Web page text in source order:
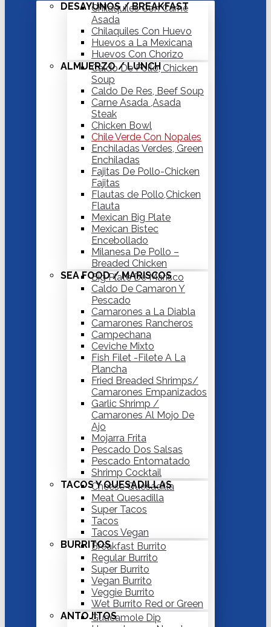
DESAYUNOS / BREAKFAST
Chilaquiles Con Carne
Asada
Chilaquiles Con Huevo
Huevos a La Mexicana
Huevos Con Chorizo
ALMUERZO / LUNCH
Caldo De Pollo, Chicken
Soup
Caldo De Res, Beef Soup
Carne Asada ,Asada
Steak
Chicken Bowl
Chile Verde Con Nopales
Enchiladas Verdes, Green
Enchiladas
Fajitas De Pollo-Chicken
Fajitas
Flautas de Pollo,Chicken
Flauta
Mexican Big Plate
Mexican Bistec
Encebollado
Milanesa De Pollo –
Breaded Chicken
SEA FOOD / MARISCOS
Big Plate De Marisco
Caldo De Camaron Y
Pescado
Camarones a La Diabla
Camarones Rancheros
Campechana
Ceviche Mixto
Fish Filet -Filete A La
Plancha
Fried Breaded Shrimps/
Camarones Empanizados
Garlic Shrimp /
Camarones Al Mojo De
Ajo
Mojarra Frita
Pescado Dos Salsas
Pescado Entomatado
Shrimp Cocktail
TACOS Y QUESADILLAS
Cheese Quesadilla
Meat Quesadilla
Super Tacos
Tacos
Tacos Vegan
BURRITOSBreakfast Burrito
Regular Burrito
Super Burrito
Vegan Burrito
Veggie Burrito
Wet Burrito Red or Green
ANTOJITOSGuacamole Dip